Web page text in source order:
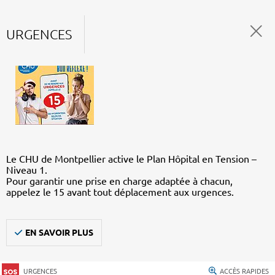
URGENCES
Le CHU de Montpellier active le Plan Hôpital en Tension –
Niveau 1.
Pour garantir une prise en charge adaptée à chacun,
appelez le 15 avant tout déplacement aux urgences.
EN SAVOIR PLUS
URGENCES ACCÈS RAPIDES